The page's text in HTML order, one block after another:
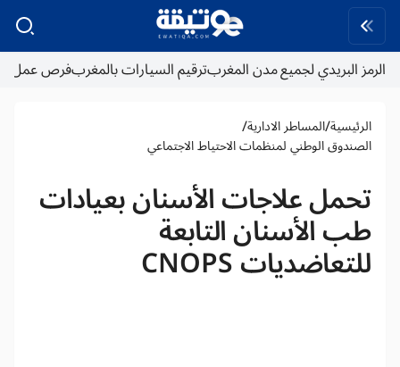
الرمز البريدي لجميع مدن المغربترقيم السيارات بالمغربفرص عمل
الرئيسية/المساطر الادارية/
الصندوق الوطني لمنظمات الاحتياط الاجتماعي
تحمل علاجات الأسنان بعيادات
طب الأسنان التابعة
للتعاضديات CNOPS